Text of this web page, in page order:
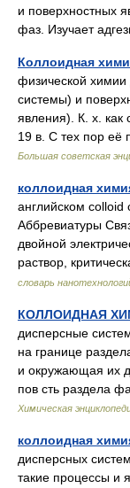
и поверхностных
фаз. Изучает
Коллоидная
физической
системы) и
явления). К. х. как
19 в. С тех пор
Большая советская
коллоидная
английском
Аббревиатуры
двойной
раствор,
словарь
КОЛЛОИДНАЯ
дисперсные
на границе
и окружающая их
пов сть раздела
Химическая
коллоидная
дисперсных
такие процессы и